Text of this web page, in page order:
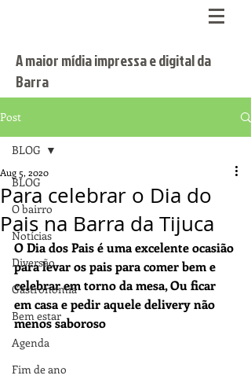
A maior mídia impressa e digital da
Barra
Post
BLOG
O bairro
Notícias
Diversão
Gastronomia
Bem estar
Agenda
Fim de ano
BLOG
Para celebrar o Dia do
Pais na Barra da Tijuca
Aug 5, 2020
O Dia dos Pais é uma excelente ocasião
para levar os pais para comer bem e
celebrar em torno da mesa, Ou ficar
em casa e pedir aquele delivery não
menos saboroso